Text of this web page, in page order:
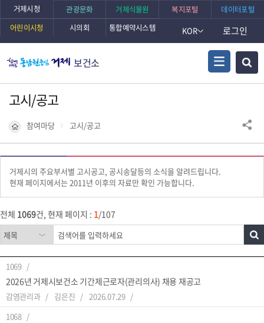
거제시청 관광문화 거제식물원 복지포털
데이터포털
어린이시청
시의회 통합예약시스템 KOR 로그인
보건소
고시/공고
참여마당 고시/공고
거제시의 주요부서별 고시공고, 공시송달등의 소식을 알려드립니다.
현재 페이지에서는 2011년 이후의 자료만 확인 가능합니다.
전체 1069건, 현재 페이지 : 1/107
1069
2026년 거제시보건소 기간제근로자(관리의사) 채용 재공고
감염관리과 김은진
2026.07.29
1068